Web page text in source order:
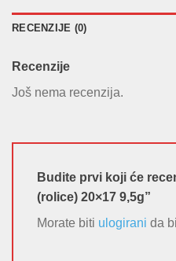
RECENZIJE (0)
Recenzije
Još nema recenzija.
Budite prvi koji će
(rolice) 20×17 9,5g”
Morate biti ulogirani da